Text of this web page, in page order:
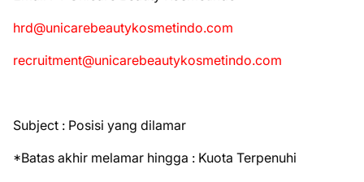
hrd@unicarebeautykosmetindo.com
recruitment@unicarebeautykosmetindo.com
Subject : Posisi yang dilamar
*Batas akhir melamar hingga : Kuota Terpenuhi